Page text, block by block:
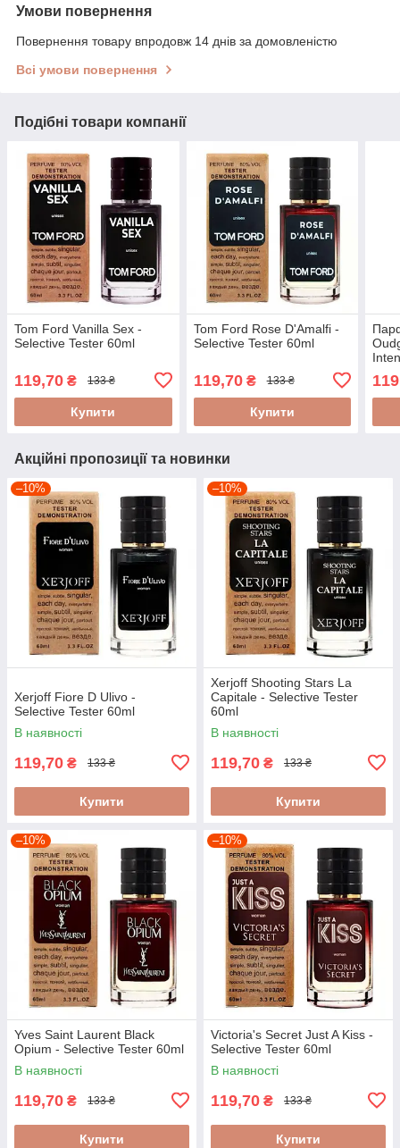
Умови повернення
Повернення товару впродовж 14 днів за домовленістю
Всі умови повернення
Подібні товари компанії
Tom Ford Vanilla Sex -
Selective Tester 60ml
119,70 ₴ 133 ₴
Купити
Tom Ford Rose D'Amalfi -
Selective Tester 60ml
119,70₴ 133 ₴
Купити
Акційні пропозиції та новинки
–10%
Xerjoff Fiore D Ulivo -
Selective Tester 60ml
В наявності
119,70 ₴ 133 ₴
Купити
–10%
Xerjoff Shooting Stars La
Capitale - Selective Tester
60ml
В наявності
119,70 ₴ 133 ₴
Купити
–10%
Yves Saint Laurent Black
Opium - Selective Tester 60ml
В наявності
119,70 ₴ 133 ₴
Купити
–10%
Victoria's Secret Just A Kiss -
Selective Tester 60ml
В наявності
119,70 ₴ 133 ₴
Купити